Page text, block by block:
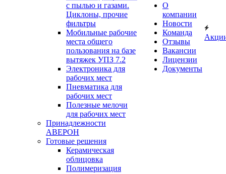
с пылью и газами.
Циклоны, прочие
фильтры
Мобильные рабочие
места общего
пользования на базе
вытяжек УПЗ 7.2
Электроника для
рабочих мест
Пневматика для
рабочих мест
Полезные мелочи
для рабочих мест
Принадлежности
АВЕРОН
Готовые решения
Керамическая
облицовка
Полимеризация
О
компании
Новости
Команда
Отзывы
Вакансии
Лицензии
Документы